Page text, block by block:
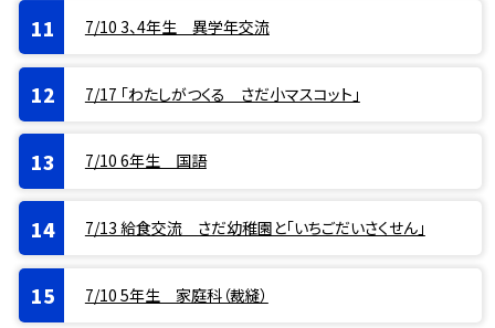
7/10 3、4年生 異学年交流
7/17 「わたしがつくる さだ小マスコット」
7/10 6年生 国語
7/13 給食交流 さだ幼稚園と「いちごだいさくせん」
7/10 5年生 家庭科（裁縫）